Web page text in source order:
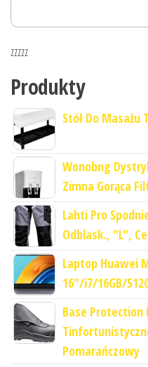
zzzzz
Produkty
Stół Do Masażu
Wonobng
Zimna Gorąca
Lahti Pro
Odblask., "L", Ce
Laptop Huawei
16"/i7/16GB/
Base Protection
Pomarańczowy